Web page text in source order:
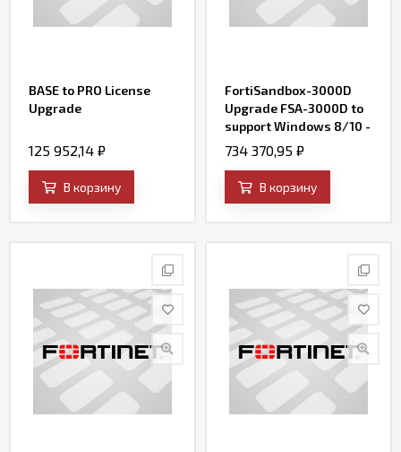
BASE to PRO License
Upgrade
125 952,14 ₽
В корзину
FortiSandbox-3000D
Upgrade FSA-3000D to
support Windows 8/10 -
Win8 / Win10 license
included
734 370,95 ₽
В корзину